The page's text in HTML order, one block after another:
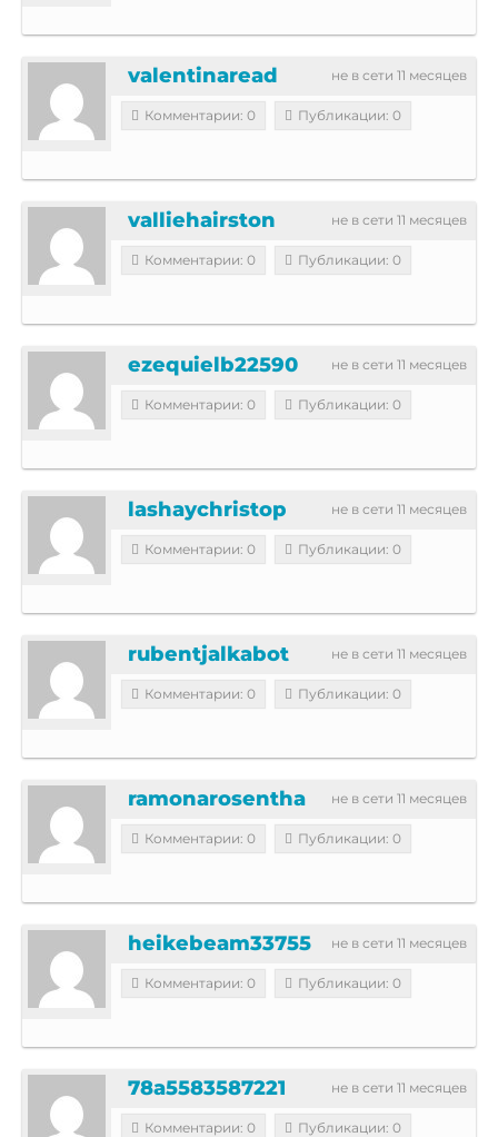
не в сети 11 месяцев
valentinaread
Комментарии: 0 Публикации: 0
не в сети 11 месяцев
valliehairston
Комментарии: 0 Публикации: 0
не в сети 11 месяцев
ezequielb22590
Комментарии: 0 Публикации: 0
не в сети 11 месяцев
lashaychristop
Комментарии: 0 Публикации: 0
не в сети 11 месяцев
rubentjalkabot
Комментарии: 0 Публикации: 0
не в сети 11 месяцев
ramonarosentha
Комментарии: 0 Публикации: 0
не в сети 11 месяцев
heikebeam33755
Комментарии: 0 Публикации: 0
не в сети 11 месяцев
78a5583587221
Комментарии: 0 Публикации: 0